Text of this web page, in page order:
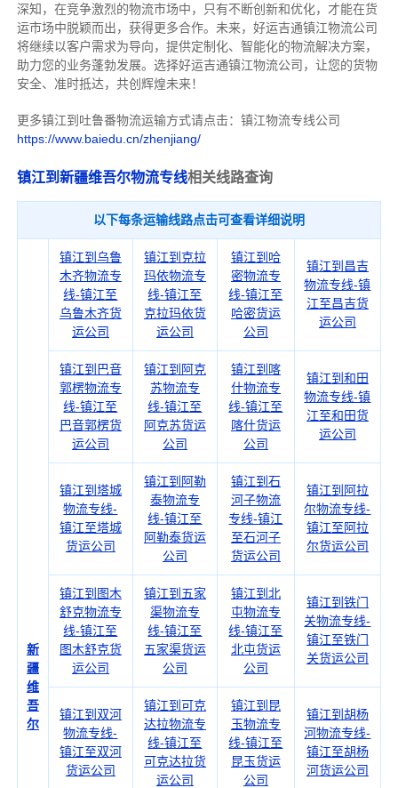
深知，在竞争激烈的物流市场中，只有不断创新和优化，才能在货
运市场中脱颖而出，获得更多合作。 未来，好运吉通镇江物流公司
将继续以客户需求为导向，提供定制化、智能化的物流解决方案，
助力您的业务蓬勃发展。选择好运吉通镇江物流公司，让您的货物
安全、准时抵达，共创辉煌未来！
更多镇江到吐鲁番物流运输方式请点击：镇江物流专线公司
https://www.baiedu.cn/zhenjiang/
镇江到新疆维吾尔物流专线相关线路查询
以下每条运输线路点击可查看详细说明
新
疆
维
吾
尔
镇江到乌鲁
木齐物流专
线-镇江至
乌鲁木齐货
运公司
镇江到克拉
玛依物流专
线-镇江至
克拉玛依货
运公司
镇江到哈
密物流专
线-镇江至
哈密货运
公司
镇江到昌吉
物流专线-镇
江至昌吉货
运公司
镇江到巴音
郭楞物流专
线-镇江至
巴音郭楞货
运公司
镇江到阿克
苏物流专
线-镇江至
阿克苏货运
公司
镇江到喀
什物流专
线-镇江至
喀什货运
公司
镇江到和田
物流专线-镇
江至和田货
运公司
镇江到塔城
物流专线-
镇江至塔城
货运公司
镇江到阿勒
泰物流专
线-镇江至
阿勒泰货运
公司
镇江到石
河子物流
专线-镇江
至石河子
货运公司
镇江到阿拉
尔物流专线-
镇江至阿拉
尔货运公司
镇江到图木
舒克物流专
线-镇江至
图木舒克货
运公司
镇江到五家
渠物流专
线-镇江至
五家渠货运
公司
镇江到北
屯物流专
线-镇江至
北屯货运
公司
镇江到铁门
关物流专线-
镇江至铁门
关货运公司
镇江到双河
物流专线-
镇江至双河
货运公司
镇江到可克
达拉物流专
线-镇江至
可克达拉货
运公司
镇江到昆
玉物流专
线-镇江至
昆玉货运
公司
镇江到胡杨
河物流专线-
镇江至胡杨
河货运公司